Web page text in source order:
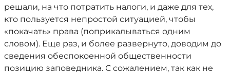
решали, на что потратить налоги, и даже для тех,
кто пользуется непростой ситуацией, чтобы
«покачать» права (поприкалываться одним
словом). Еще раз, и более развернуто, доводим до
сведения обеспокоенной общественности
позицию заповедника. С сожалением, так как не